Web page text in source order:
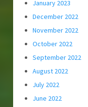
January 2023
December 2022
November 2022
October 2022
September 2022
August 2022
July 2022
June 2022